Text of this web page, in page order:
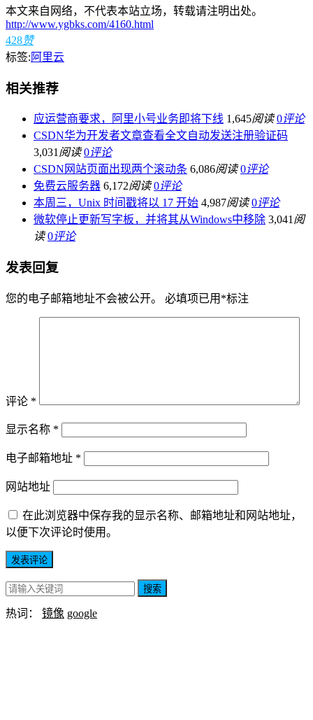
本文来自网络，不代表本站立场，转载请注明出处。
http://www.ygbks.com/4160.html
428赞
标签: 阿里云
相关推荐
应运营商要求，阿里小号业务即将下线 1,645阅读 0评论
CSDN华为开发者文章查看全文自动发送注册验证码
3,031 阅读 0评论
CSDN网站页面出现两个滚动条 6,086阅读 0评论
免费云服务器 6,172阅读 0评论
本周三，Unix 时间戳将以 17 开始 4,987阅读 0评论
微软停止更新写字板，并将其从Windows中移除 3,041 阅
读 0评论
发表回复
您的电子邮箱地址不会被公开。 必填项已用 *标注
评论 *
显示名称 *
电子邮箱地址 *
网站地址
在此浏览器中保存我的显示名称、邮箱地址和网站地址，
以便下次评论时使用。
搜索
热词： 镜像 google